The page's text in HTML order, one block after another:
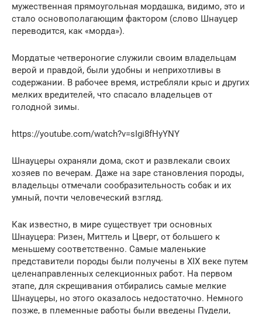
мужественная прямоугольная мордашка, видимо, это и
стало основополагающим фактором (слово Шнауцер
переводится, как «морда»).
Мордатые четвероногие служили своим владельцам
верой и правдой, были удобны и неприхотливы в
содержании. В рабочее время, истребляли крыс и других
мелких вредителей, что спасало владельцев от
голодной зимы.
https://youtube.com/watch?v=sIgi8fHyYNY
Шнауцеры охраняли дома, скот и развлекали своих
хозяев по вечерам. Даже на заре становления породы,
владельцы отмечали сообразительность собак и их
умный, почти человеческий взгляд.
Как известно, в мире существует три основных
Шнауцера: Ризен, Миттель и Цверг, от большего к
меньшему соответственно. Самые маленькие
представители породы были получены в XIX веке путем
целенаправленных селекционных работ. На первом
этапе, для скрещивания отбирались самые мелкие
Шнауцеры, но этого оказалось недостаточно. Немного
позже, в племенные работы были введены Пудели,